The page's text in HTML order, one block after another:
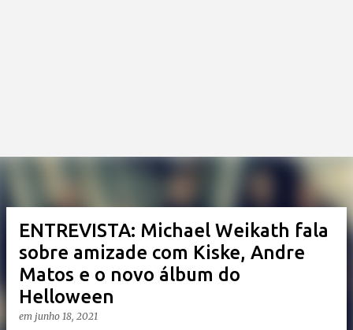
ENTREVISTA: Michael Weikath fala
sobre amizade com Kiske, Andre
Matos e o novo álbum do
Helloween
em junho 18, 2021